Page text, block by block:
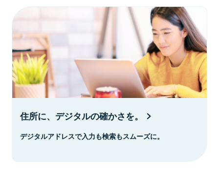
住所に、デジタルの確かさを。
デジタルアドレスで入力も検索もスムーズに。